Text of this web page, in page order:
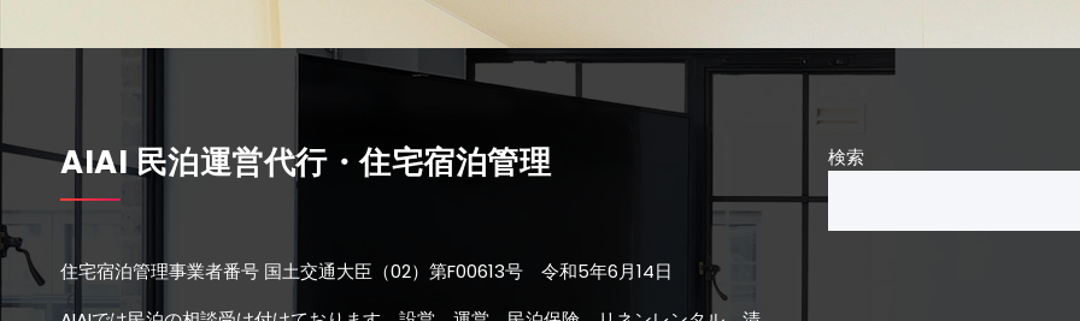
AIAI 民泊運営代行・住宅宿泊管理
住宅宿泊管理事業者番号 国土交通大臣（02）第F00613号 令和5年6月14日
検索